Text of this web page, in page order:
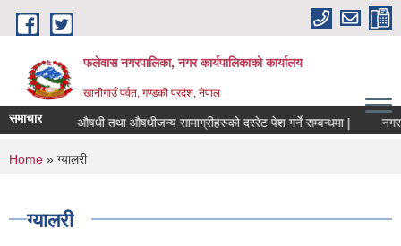
Skip to main content
फलेवास नगरपालिका, नगर कार्यपालिकाको कार्यालय
खानीगाउँ पर्वत, गण्डकी प्रदेश, नेपाल
समाचार
| औषधी तथा औषधीजन्य सामाग्रीहरुको दररेट पेश गर्ने सम्वन्धमा | नगरको
You are here
Home » ग्यालरी
ग्यालरी